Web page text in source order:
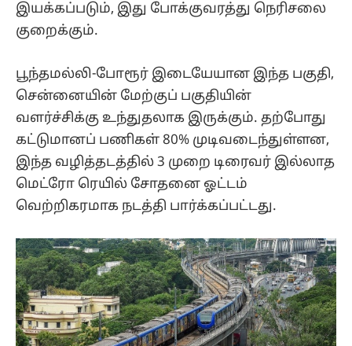
இயக்கப்படும், இது போக்குவரத்து நெரிசலை
குறைக்கும்.
பூந்தமல்லி-போரூர் இடையேயான இந்த பகுதி,
சென்னையின் மேற்குப் பகுதியின்
வளர்ச்சிக்கு உந்துதலாக இருக்கும். தற்போது
கட்டுமானப் பணிகள் 80% முடிவடைந்துள்ளன,
இந்த வழித்தடத்தில் 3 முறை டிரைவர் இல்லாத
மெட்ரோ ரெயில் சோதனை ஓட்டம்
வெற்றிகரமாக நடத்தி பார்க்கப்பட்டது.